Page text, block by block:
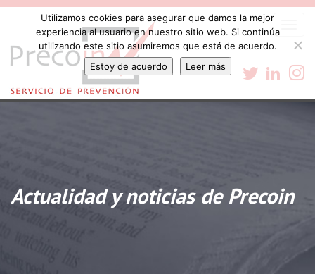
Actualidad y noticias de Precoin
Utilizamos cookies para asegurar que damos la mejor
experiencia al usuario en nuestro sitio web. Si continúa
utilizando este sitio asumiremos que está de acuerdo.
Estoy de acuerdo
Leer más